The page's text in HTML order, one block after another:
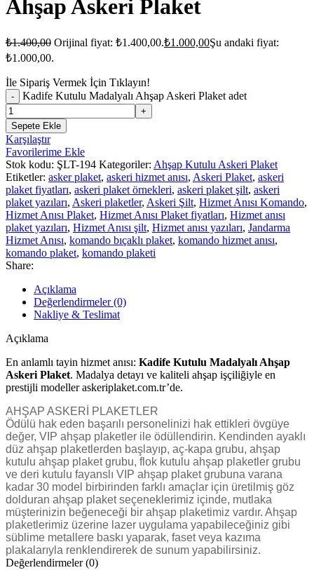
Ahşap Askeri Plaket
₺1.400,00 Orijinal fiyat: ₺1.400,00.₺1.000,00Şu andaki fiyat:
₺1.000,00.
İle Sipariş Vermek İçin Tıklayın!
Kadife Kutulu Madalyalı Ahşap Askeri Plaket adet
Sepete Ekle
Karşılaştır
Favorilerime Ekle
Stok kodu: ŞLT-194 Kategoriler: Ahşap Kutulu Askeri Plaket
Etiketler: asker plaket, askeri hizmet anısı, Askeri Plaket, askeri
plaket fiyatları, askeri plaket örnekleri, askeri plaket şilt, askeri
plaket yazıları, Askeri plaketler, Askeri Şilt, Hizmet Anısı Komando,
Hizmet Anısı Plaket, Hizmet Anısı Plaket fiyatları, Hizmet anısı
plaket yazıları, Hizmet Anısı şilt, Hizmet anısı yazıları, Jandarma
Hizmet Anısı, komando bıçaklı plaket, komando hizmet anısı,
komando plaket, komando plaketi
Share:
Açıklama
Değerlendirmeler (0)
Nakliye & Teslimat
Açıklama
En anlamlı tayin hizmet anısı: Kadife Kutulu Madalyalı Ahşap
Askeri Plaket. Madalya detayı ve kaliteli ahşap işçiliğiyle en
prestijli modeller askeriplaket.com.tr’de.
AHŞAP ASKERİ PLAKETLER
Ödülü hak eden başarılı personelinizi hak ettikleri övgüye
değer, VIP ahşap plaketler ile ödüllendirin. Kendinden ayaklı
düz ahşap plaketlerden başlayıp, aç-kapa grubu, ahşap
kutulu ahşap plaket grubu, flok kutulu ahşap plaketler grubu
ve deri kutulu fayanslı VIP ahşap plaket grubuna varana
kadar 30 model birbirinden farklı amaçlar için üretilmiş göz
dolduran ahşap plaket seçeneklerimiz içinde, mutlaka
müşterinizin beğeneceği bir ahşap plaketimiz vardır. Ahşap
plaketlerimiz üzerine lazer uygulama yapabileceğiniz gibi
süblime metallere baskı yaparak, faset veya kazıma
plakalarıyla renklendirerek de sunum yapabilirsiniz.
Değerlendirmeler (0)